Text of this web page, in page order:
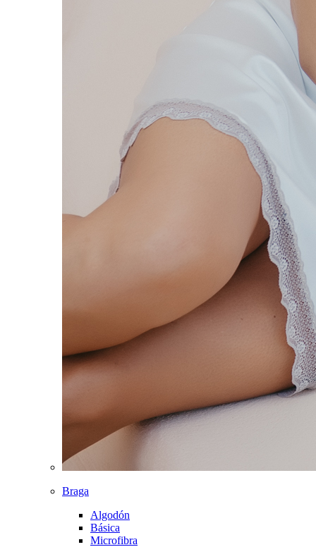
Braga
Algodón
Básica
Microfibra